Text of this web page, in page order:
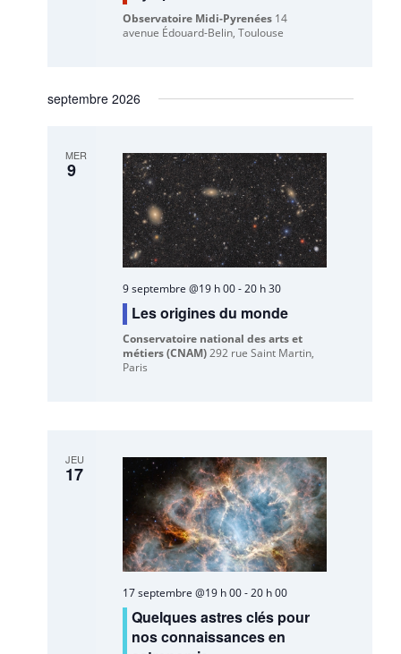
Observatoire Midi-Pyrenées 14
avenue Édouard-Belin, Toulouse
septembre 2026
MER
9
9 septembre @19 h 00-20 h 30
Les origines du monde
Conservatoire national des arts et
métiers (CNAM)292 rue Saint Martin,
Paris
JEU
17
17 septembre @19 h 00-20 h 00
Quelques astres clés pour
nos connaissances en